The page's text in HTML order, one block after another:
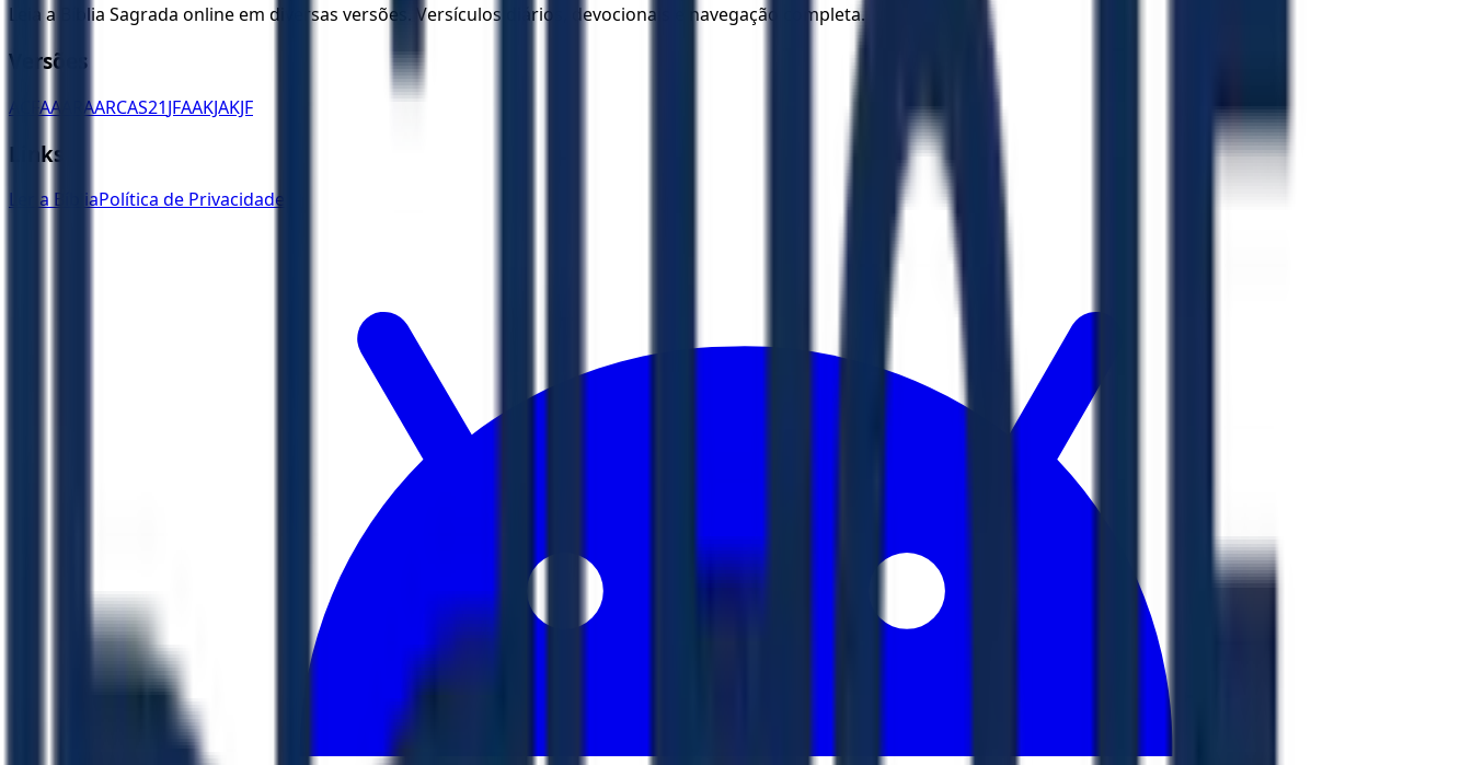
Leia a Bíblia Sagrada online em diversas versões. Versículos diários, devocionais e navegação completa.
Versões
ACFAA ARAARCAS21JFAAKJAKJF
Links
Ler a BíbliaPolítica de Privacidade